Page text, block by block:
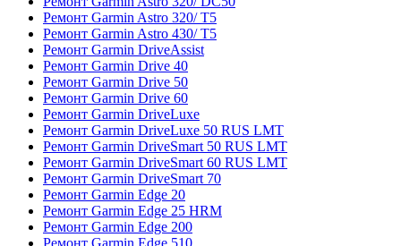
Ремонт Garmin Astro 320/ T5
Ремонт Garmin Astro 430/ T5
Ремонт Garmin DriveAssist
Ремонт Garmin Drive 40
Ремонт Garmin Drive 50
Ремонт Garmin Drive 60
Ремонт Garmin DriveLuxe
Ремонт Garmin DriveLuxe 50 RUS LMT
Ремонт Garmin DriveSmart 50 RUS LMT
Ремонт Garmin DriveSmart 60 RUS LMT
Ремонт Garmin DriveSmart 70
Ремонт Garmin Edge 20
Ремонт Garmin Edge 25 HRM
Ремонт Garmin Edge 200
Ремонт Garmin Edge 510